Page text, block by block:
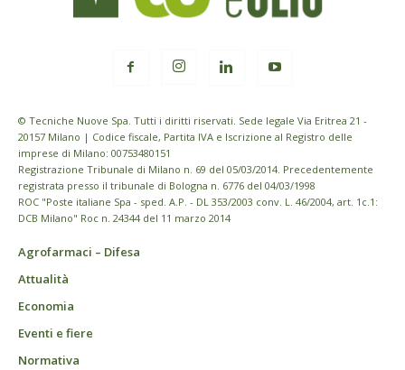
© Tecniche Nuove Spa. Tutti i diritti riservati. Sede legale Via Eritrea 21 -
20157 Milano | Codice fiscale, Partita IVA e Iscrizione al Registro delle
imprese di Milano: 00753480151
Registrazione Tribunale di Milano n. 69 del 05/03/2014. Precedentemente
registrata presso il tribunale di Bologna n. 6776 del 04/03/1998
ROC "Poste italiane Spa - sped. A.P. - DL 353/2003 conv. L. 46/2004, art. 1c.1:
DCB Milano" Roc n. 24344 del 11 marzo 2014
Agrofarmaci – Difesa
Attualità
Economia
Eventi e fiere
Normativa